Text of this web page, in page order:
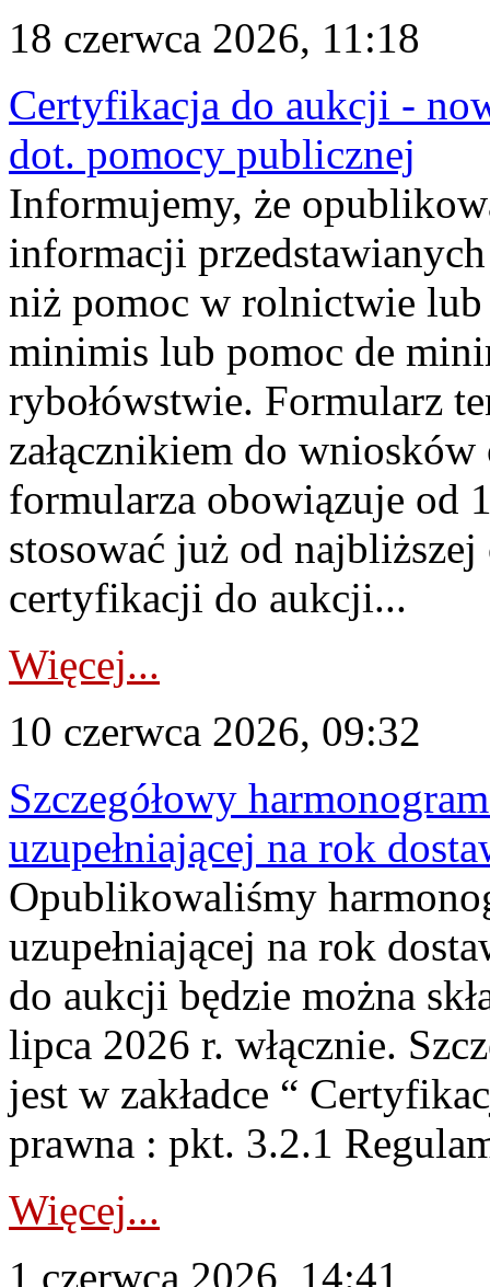
18 czerwca 2026, 11:18
Certyfikacja do aukcji -
dot. pomocy publicznej
Informujemy, że
informacji
niż pomoc w rolnictwie lub
minimis lub pomoc de
rybołówstwie. Formularz
załącznikiem do
formularza obowiązuje od
stosować już od
certyfikacji do aukcji...
Więcej...
10 czerwca 2026, 09:32
Szczegółowy
uzupełniającej na rok
Opublikowaliśmy
uzupełniającej na rok
do aukcji będzie można
lipca 2026 r. włącznie.
jest w zakładce “
prawna : pkt. 3.2.1
Więcej...
1 czerwca 2026, 14:41